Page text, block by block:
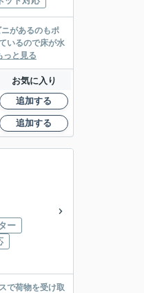
があるのもポ
いるので床が水
っと見る
お気に入り
追加する
追加する
ー
で荷物を受け取